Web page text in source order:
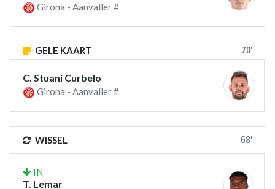
Girona - Aanvaller #
GELE KAART 70'
C. Stuani Curbelo
Girona - Aanvaller #
WISSEL 68'
IN
T. Lemar